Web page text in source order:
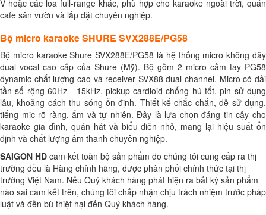
V hoặc các loa full-range khác, phù hợp cho karaoke ngoài trời, quán
cafe sân vườn và lắp đặt chuyên nghiệp.
Bộ micro karaoke SHURE SVX288E/PG58
Bộ micro karaoke Shure SVX288E/PG58 là hệ thống micro không dây
dual vocal cao cấp của Shure (Mỹ). Bộ gồm 2 micro cầm tay PG58
dynamic chất lượng cao và receiver SVX88 dual channel. Micro có dải
tần số rộng 60Hz - 15kHz, pickup cardioid chống hú tốt, pin sử dụng
lâu, khoảng cách thu sóng ổn định. Thiết kế chắc chắn, dễ sử dụng,
tiếng mic rõ ràng, ấm và tự nhiên. Đây là lựa chọn đáng tin cậy cho
karaoke gia đình, quán hát và biểu diễn nhỏ, mang lại hiệu suất ổn
định và chất lượng âm thanh chuyên nghiệp.
SAIGON HD cam kết toàn bộ sản phẩm do chúng tôi cung cấp ra thị
trường đều là Hàng chính hãng, được phân phối chính thức tại thị
trường Việt Nam. Nếu Quý khách hàng phát hiện ra bất kỳ sản phẩm
nào sai cam kết trên, chúng tôi chấp nhận chịu trách nhiệm trước pháp
luật và đền bù thiệt hại đến Quý khách hàng.